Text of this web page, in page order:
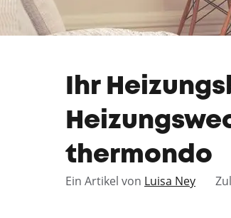
Ihr
thermondo
Ein Artikel von Luisa Ney